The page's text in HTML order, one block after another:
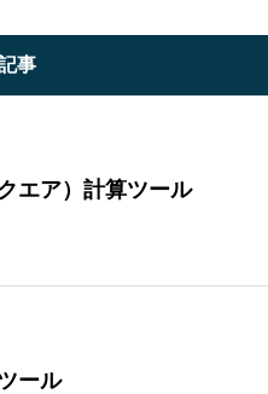
事
エア）計算ツール
ール